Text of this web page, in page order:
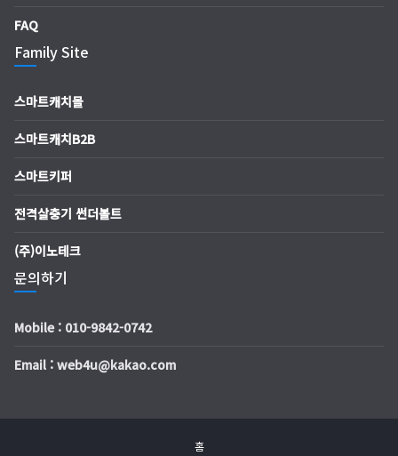
FAQ
Family Site
스마트캐치몰
스마트캐치B2B
스마트키퍼
전격살충기 썬더볼트
(주)이노테크
문의하기
Mobile : 010-9842-0742
Email : web4u@kakao.com
홈